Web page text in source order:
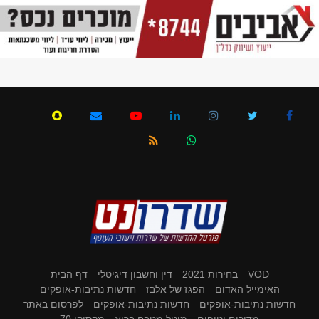
VOD בחירות 2021 דין וחשבון דיגיטלי
דף הבית
האימייל האדום
הפגז של אלבז
חדשות נתיבות-אופקים
חדשות נתיבות-אופקים
חדשות נתיבות-אופקים
לפרסום באתר